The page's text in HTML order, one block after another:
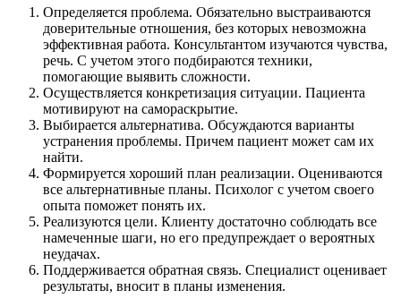
Определяется проблема. Обязательно выстраиваются
доверительные отношения, без которых невозможна
эффективная работа. Консультантом изучаются чувства,
речь. С учетом этого подбираются техники,
помогающие выявить сложности.
Осуществляется конкретизация ситуации. Пациента
мотивируют на самораскрытие.
Выбирается альтернатива. Обсуждаются варианты
устранения проблемы. Причем пациент может сам их
найти.
Формируется хороший план реализации. Оцениваются
все альтернативные планы. Психолог с учетом своего
опыта поможет понять их.
Реализуются цели. Клиенту достаточно соблюдать все
намеченные шаги, но его предупреждает о вероятных
неудачах.
Поддерживается обратная связь. Специалист оценивает
результаты, вносит в планы изменения.